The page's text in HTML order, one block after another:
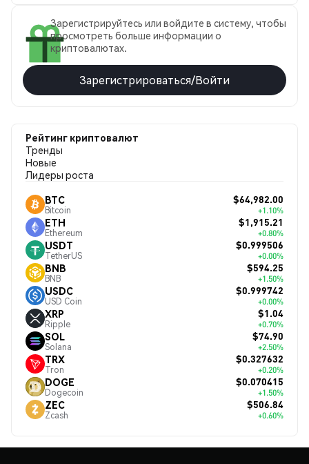
Зарегистрируйтесь или войдите в систему, чтобы
просмотреть больше информации о
криптовалютах.
Зарегистрироваться/Войти
Рейтинг криптовалют
Тренды
Новые
Лидеры роста
BTC
Bitcoin
$64,982.00
+1.10%
ETH
Ethereum
$1,915.21
+0.80%
USDT
TetherUS
$0.999506
+0.00%
BNB
BNB
$594.25
+1.50%
USDC
USD Coin
$0.999742
+0.00%
XRP
Ripple
$1.04
+0.70%
SOL
Solana
$74.90
+2.50%
TRX
Tron
$0.327632
+0.20%
DOGE
Dogecoin
$0.070415
+1.50%
ZEC
Zcash
$506.84
+0.60%